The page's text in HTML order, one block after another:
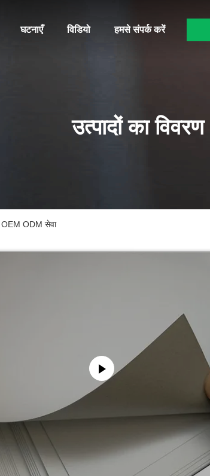
घटनाएँ विडियो हमसे संपर्क करें
उत्पादों का विवरण
OEM ODM सेवा